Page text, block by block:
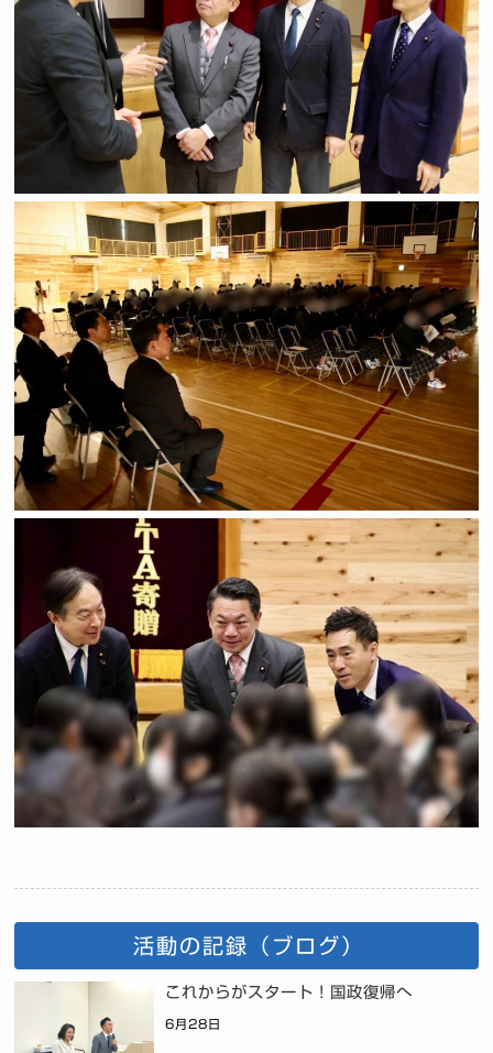
活動の記録（ブログ）
これからがスタート！国政復帰へ
6月28日